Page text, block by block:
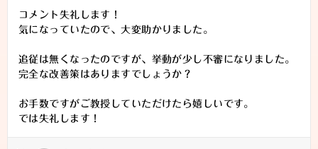
ンコメント失礼します！
気になっていたので、大変助かりました。
追従は無くなったのですが、挙動が少し不審になりました。
完全な改善策はありますでしょうか？
お手数ですがご教授していただけたら嬉しいです。
では失礼します！